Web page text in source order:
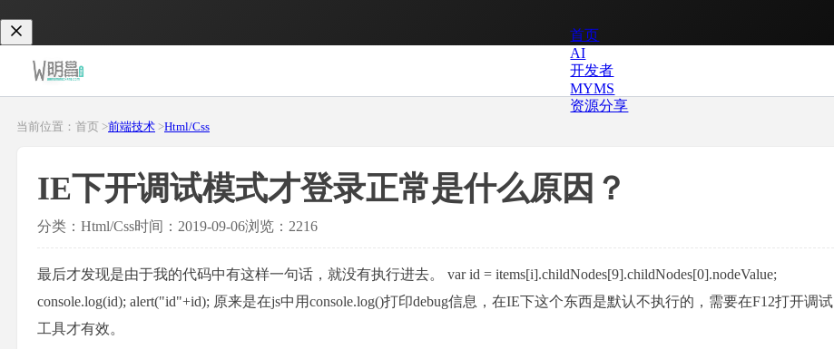
首页
AI
开发者
MYMS
资源分享
当前位置：首页 >前端技术 >Html/Css
IE下开调试模式才登录正常是什么原因？
分类：Html/Css时间：2019-09-06浏览：2216
最后才发现是由于我的代码中有这样一句话，就没有执行进去。 var id = items[i].childNodes[9].childNodes[0].nodeValue;
console.log(id); alert("id"+id); 原来是在js中用console.log()打印debug信息，在IE下这个东西是默认不执行的，需要在F12打开调试
工具才有效。